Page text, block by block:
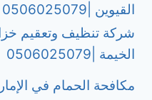
القيوين |0506025079
شركة تنظيف وتعقيم
الخيمة |0506025079
مكافحة الحمام في